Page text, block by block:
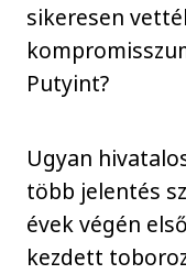
sikeresen
Putyint?
Ugyan
több jelentés
évek végén
kezdett